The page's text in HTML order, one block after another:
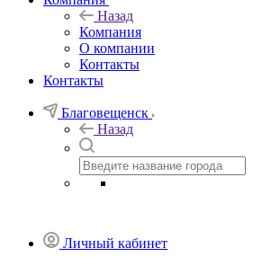
Назад
Компания
О компании
Контакты
Контакты
Благовещенск
Назад
Личный кабинет